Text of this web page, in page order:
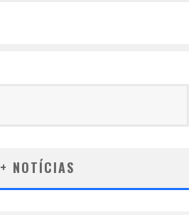
+ NOTÍCIAS